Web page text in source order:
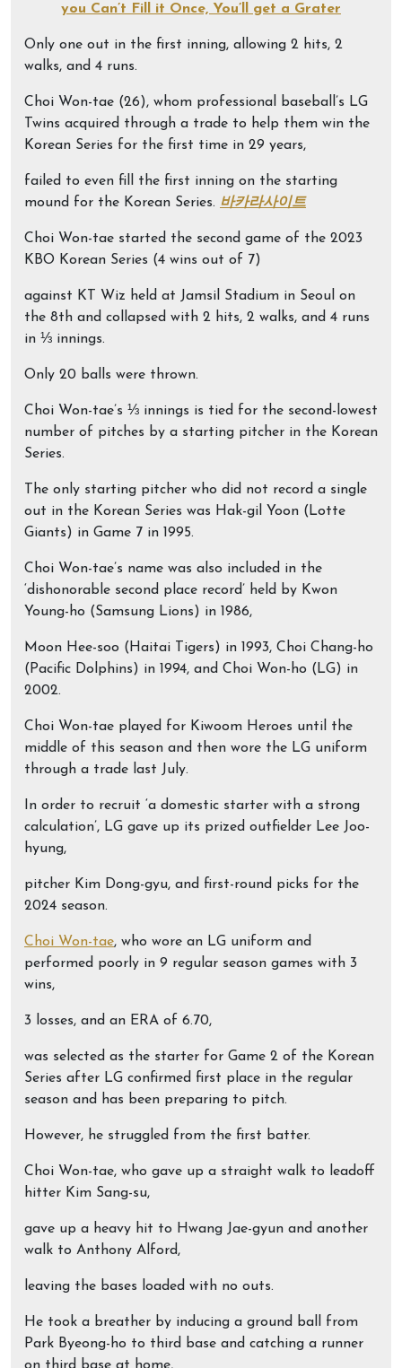
you Can’t Fill it Once, You’ll get a Grater
Only one out in the first inning, allowing 2 hits, 2
walks, and 4 runs.
Choi Won-tae (26), whom professional baseball’s LG
Twins acquired through a trade to help them win the
Korean Series for the first time in 29 years,
failed to even fill the first inning on the starting
mound for the Korean Series. 바카라사이트
Choi Won-tae started the second game of the 2023
KBO Korean Series (4 wins out of 7)
against KT Wiz held at Jamsil Stadium in Seoul on
the 8th and collapsed with 2 hits, 2 walks, and 4 runs
in ⅓ innings.
Only 20 balls were thrown.
Choi Won-tae’s ⅓ innings is tied for the second-lowest
number of pitches by a starting pitcher in the Korean
Series.
The only starting pitcher who did not record a single
out in the Korean Series was Hak-gil Yoon (Lotte
Giants) in Game 7 in 1995.
Choi Won-tae’s name was also included in the
‘dishonorable second place record’ held by Kwon
Young-ho (Samsung Lions) in 1986,
Moon Hee-soo (Haitai Tigers) in 1993, Choi Chang-ho
(Pacific Dolphins) in 1994, and Choi Won-ho (LG) in
2002.
Choi Won-tae played for Kiwoom Heroes until the
middle of this season and then wore the LG uniform
through a trade last July.
In order to recruit ‘a domestic starter with a strong
calculation’, LG gave up its prized outfielder Lee Joo-
hyung,
pitcher Kim Dong-gyu, and first-round picks for the
2024 season.
Choi Won-tae, who wore an LG uniform and
performed poorly in 9 regular season games with 3
wins,
3 losses, and an ERA of 6.70,
was selected as the starter for Game 2 of the Korean
Series after LG confirmed first place in the regular
season and has been preparing to pitch.
However, he struggled from the first batter.
Choi Won-tae, who gave up a straight walk to leadoff
hitter Kim Sang-su,
gave up a heavy hit to Hwang Jae-gyun and another
walk to Anthony Alford,
leaving the bases loaded with no outs.
He took a breather by inducing a ground ball from
Park Byeong-ho to third base and catching a runner